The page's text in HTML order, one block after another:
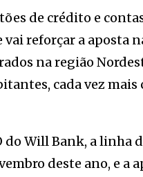
de crédito e
reforçar a aposta
na região
cada vez
do Will Bank, a linha
deste ano, e a